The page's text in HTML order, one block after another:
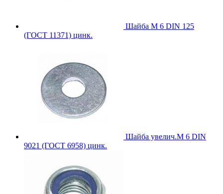
Шайба М 6 DIN 125
(ГОСТ 11371) цинк.
Шайба увелич.М 6 DIN
9021 (ГОСТ 6958) цинк.